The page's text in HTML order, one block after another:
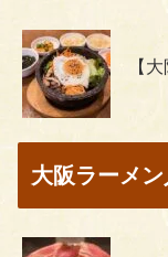
【
大阪ラーメ